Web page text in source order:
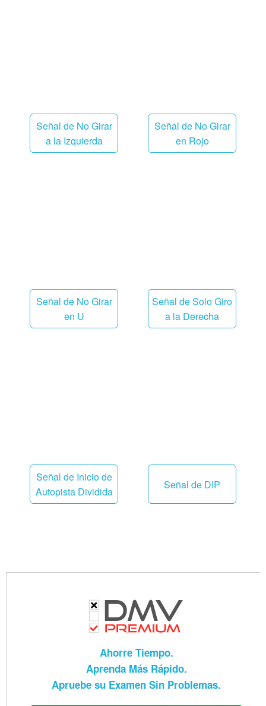
Señal de No Girar
a la Izquierda
Señal de No Girar
en Rojo
Señal de No Girar
en U
Señal de Solo Giro
a la Derecha
Señal de Inicio de
Autopista Dividida
Señal de DIP
Ahorre Tiempo.
Aprenda Más Rápido.
Apruebe su Examen Sin Problemas.